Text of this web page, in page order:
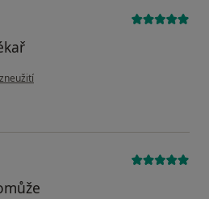
uživatele Pacient